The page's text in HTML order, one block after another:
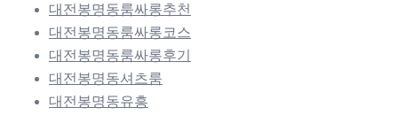
대전봉명동룸싸롱추천
대전봉명동룸싸롱코스
대전봉명동룸싸롱후기
대전봉명동셔츠룸
대전봉명동유흥